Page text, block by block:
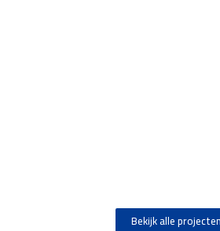
Bekijk alle projecten